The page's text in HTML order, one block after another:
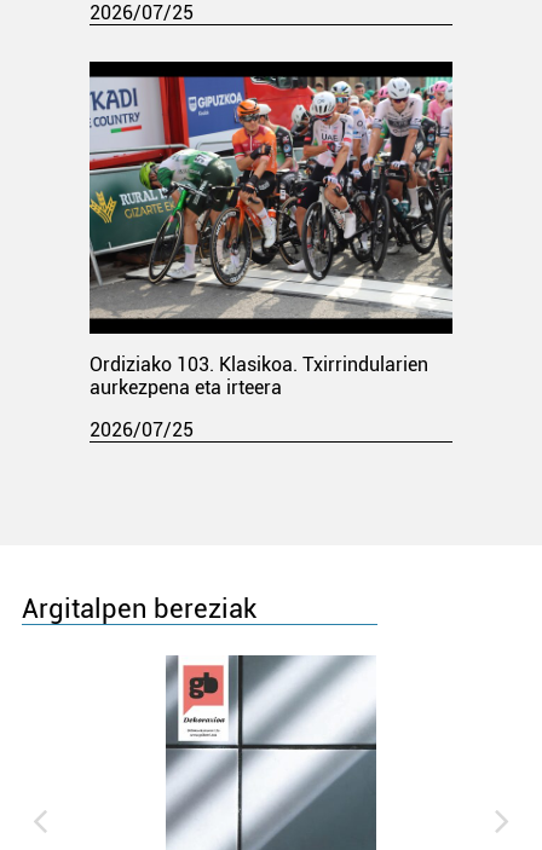
2026/07/25
Ordiziako 103. Klasikoa. Txirrindularien
aurkezpena eta irteera
2026/07/25
Argitalpen bereziak